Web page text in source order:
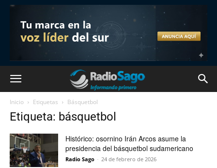
Inicio Etiquetas Básquetbol
Etiqueta: básquetbol
Histórico: osornino Irán Arcos asume la
presidencia del básquetbol sudamericano
Radio Sago - 24 de febrero de 2026